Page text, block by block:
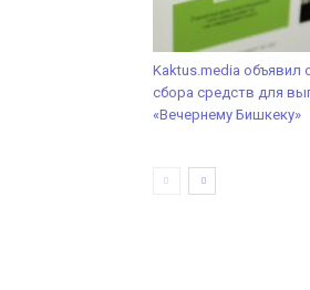
Kaktus.mеdia объявил
сбора средств для
«Вечернему Бишкеку»